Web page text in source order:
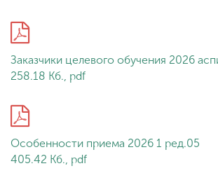
Заказчики целевого обучения 2026
258.18 Кб., pdf
Особенности приема 2026 1 ред.05
405.42 Кб., pdf